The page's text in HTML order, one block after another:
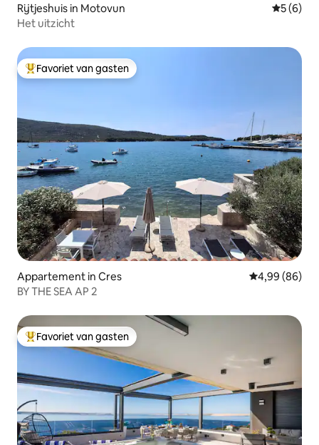
Rijtjeshuis in Motovun
5 (6)
Het uitzicht
Topfavoriet van gasten
Favoriet van gasten
Appartement in Cres Gemiddelde
4,99 (86)
BY THE SEA AP 2
Topfavoriet van gasten
Favoriet van gasten